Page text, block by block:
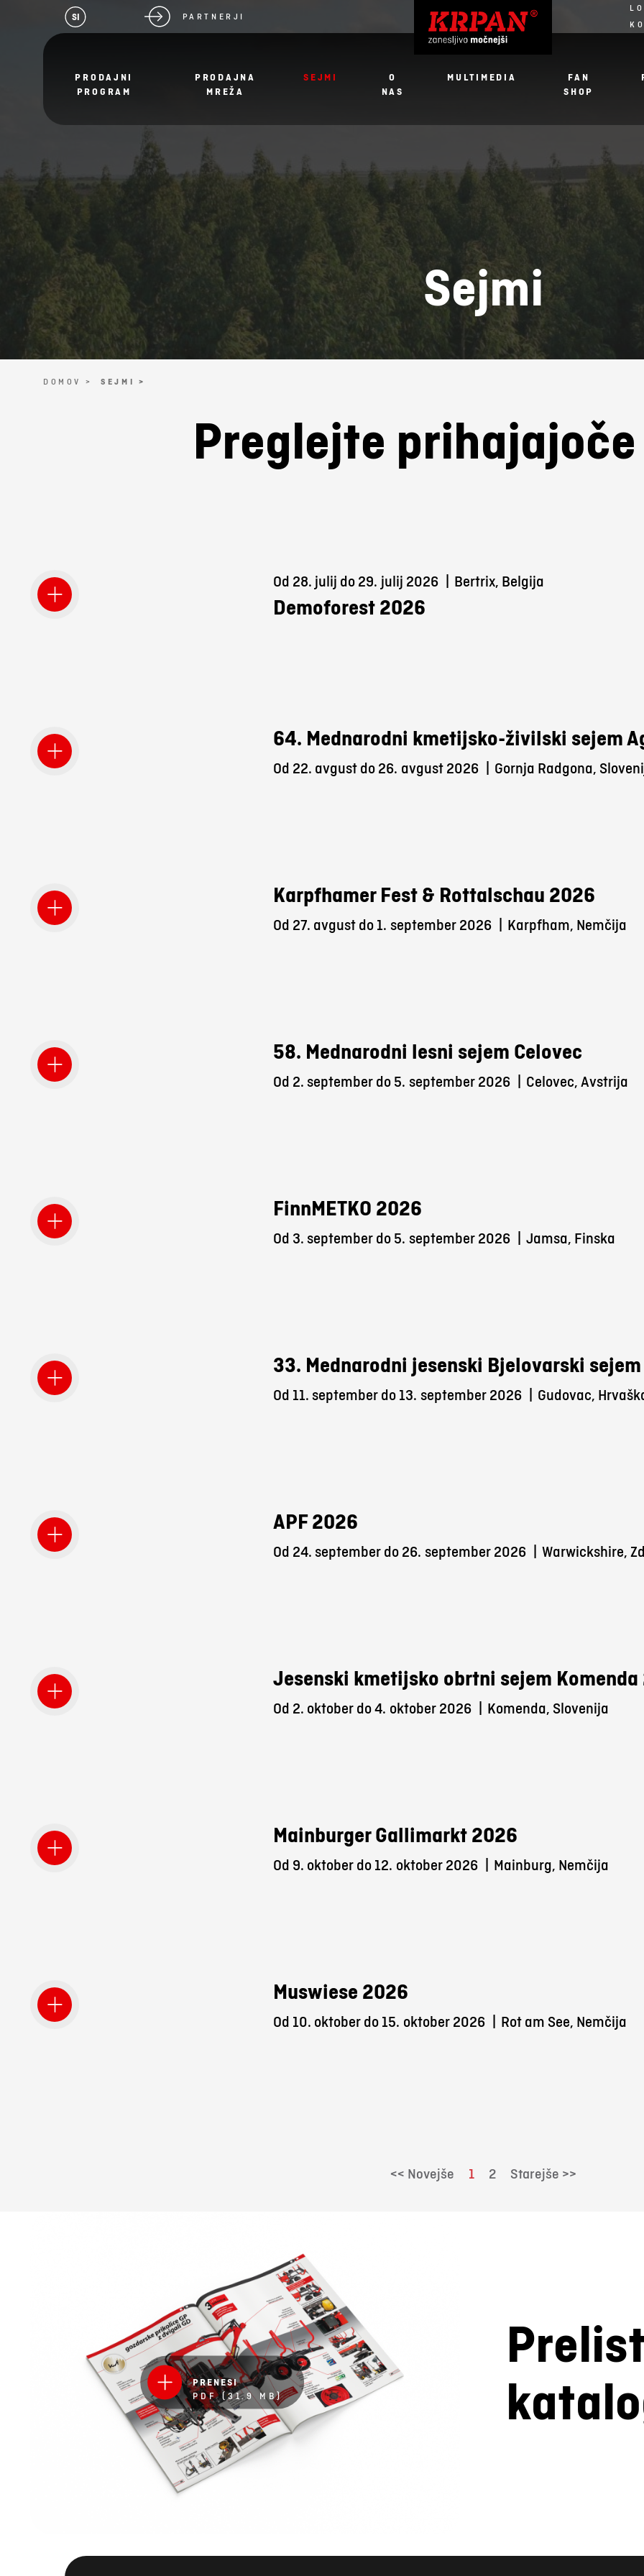
SI PARTNERJI
PRODAJNI
PROGRAM
PRODAJNA
MREŽA
SEJMI
O
NAS
MULTIMEDIA
FAN
SHOP
Sejmi
DOMOV > SEJMI >
Preglejte
Od 28. julij do 29. julij 2026 Bertrix, Belgija
Demoforest 2026
64. Mednarodni kmetijsko-živilski sejem
Od 22. avgust do 26. avgust 2026 Gornja Radgona,
Karpfhamer Fest & Rottalschau 2026
Od 27. avgust do 1. september 2026 Karpfham, Nemčija
58. Mednarodni lesni sejem Celovec
Od 2. september do 5. september 2026 Celovec, Avstrija
FinnMETKO 2026
Od 3. september do 5. september 2026 Jamsa, Finska
33. Mednarodni jesenski Bjelovarski sejem
Od 11. september do 13. september 2026 Gudovac,
APF 2026
Od 24. september do 26. september 2026 Warwickshire,
Jesenski kmetijsko obrtni sejem
Od 2. oktober do 4. oktober 2026 Komenda, Slovenija
Mainburger Gallimarkt 2026
Od 9. oktober do 12. oktober 2026 Mainburg, Nemčija
Muswiese 2026
Od 10. oktober do 15. oktober 2026 Rot am See, Nemčija
<< Novejše 1 2 Starejše >>
PRENESI
PDF (31.9 MB)